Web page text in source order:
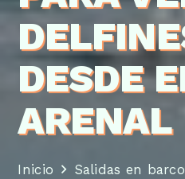
DESDE
ARENAL
Inicio
Salidas en barco